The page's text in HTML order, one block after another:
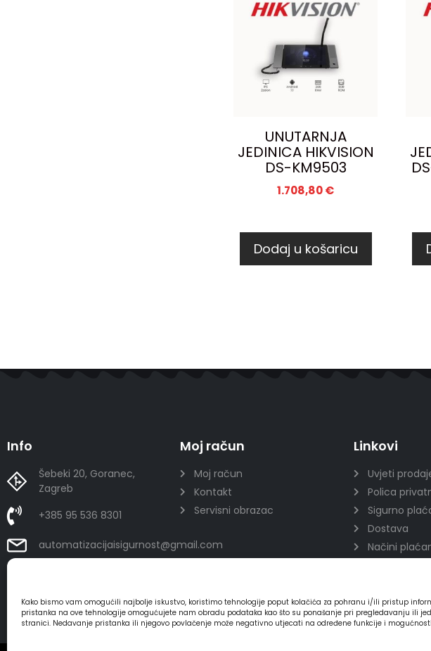
Kako bismo vam omogućili najbolje iskustvo, koristimo tehnologije poput kolačića za pohranu i/ili pristup
pristanka na ove tehnologije omogućujete nam obradu podataka kao što su ponašanje pri pregledavanju ili
stranici. Nedavanje pristanka ili njegovo povlačenje može negativno utjecati na određene funkcije i
UNUTARNJA
JEDINICA HIKVISION
DS-KM9503
1.708,80€
Dodaj u košaricu
Info
Šebeki 20, Goranec,
Zagreb
+385 95 536 8301
automatizacijaisigurnost@gmail.com
Moj račun
Moj račun
Kontakt
Servisni obrazac
Linkovi
Uvjeti
Polica
Sigurno
Dostava
Načini